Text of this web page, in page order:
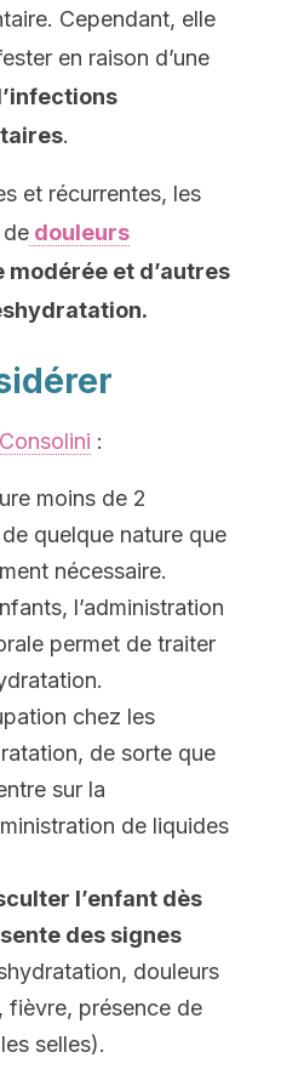
Cependant, elle
en raison d’une
.
et récurrentes, les
douleurs
modérée et d’autres
:
moins de 2
quelque nature que
nécessaire.
l’administration
permet de traiter
chez les
de sorte que
sur la
de liquides
l’enfant dès
des signes
douleurs
fièvre, présence de
selles).